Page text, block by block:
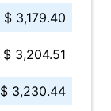
$ 3,179.40
$ 3,204.51
$ 3,230.44